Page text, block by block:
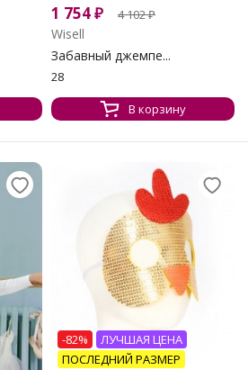
1 754₽ 4 102₽
Wisell
Забавный джемпе...
28
В корзину
-82%
ЛУЧШАЯ ЦЕНА
ПОСЛЕДНИЙ РАЗМЕР